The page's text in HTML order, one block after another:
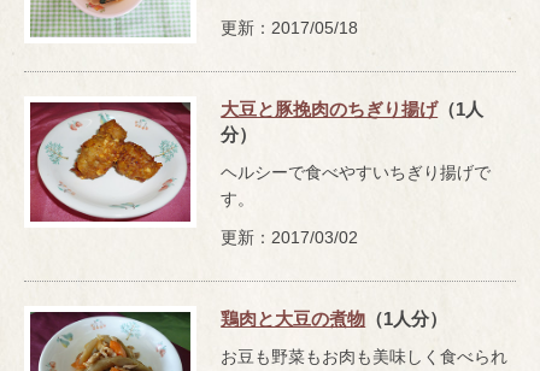
更新：2017/05/18
大豆と豚挽肉のちぎり揚げ（1人
分）
ヘルシーで食べやすいちぎり揚げで
す。
更新：2017/03/02
鶏肉と大豆の煮物 （1人分）
お豆も野菜もお肉も美味しく食べられ